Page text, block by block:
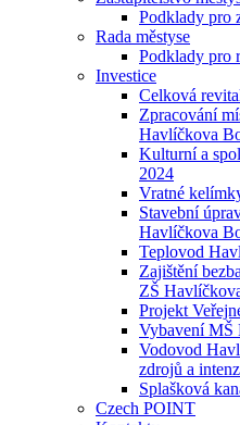
Podklady pro
Rada městyse
Podklady pro
Investice
Celková
Zpracování
Havlíčkova
Kulturní a
2024
Vratné
Stavební
Havlíčkova
Teplovod
Zajištění
ZŠ
Projekt
Vybavení MŠ
Vodovod
zdrojů a
Splašková
Czech POINT